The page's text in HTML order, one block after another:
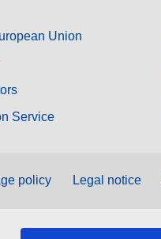
Union
Service
policy Legal notice